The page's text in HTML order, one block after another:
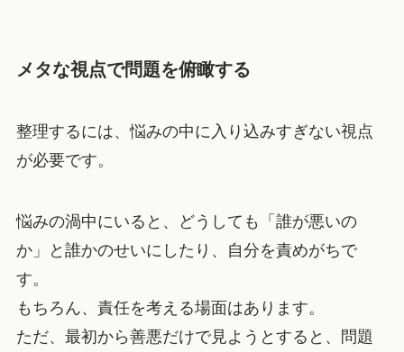
メタな視点で問題を俯瞰する
整理するには、悩みの中に入り込みすぎない視点
が必要です。
悩みの渦中にいると、どうしても「誰が悪いの
か」と誰かのせいにしたり、自分を責めがちで
す。
もちろん、責任を考える場面はあります。
ただ、最初から善悪だけで見ようとすると、問題